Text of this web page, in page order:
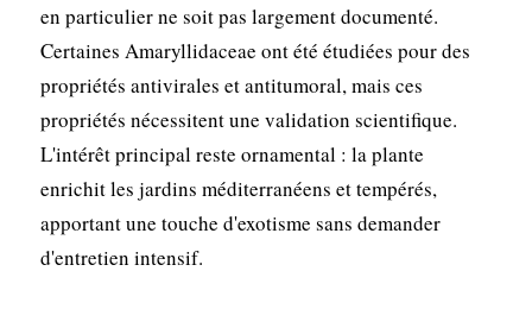
en particulier ne soit pas largement documenté.
Certaines Amaryllidaceae ont été étudiées pour des
propriétés antivirales et antitumoral, mais ces
propriétés nécessitent une validation scientifique.
L'intérêt principal reste ornamental : la plante
enrichit les jardins méditerranéens et tempérés,
apportant une touche d'exotisme sans demander
d'entretien intensif.